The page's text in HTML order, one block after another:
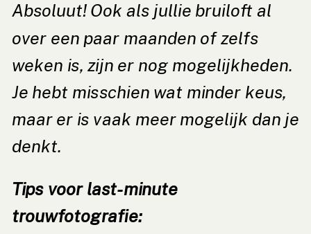
Absoluut! Ook als jullie bruiloft al
over een paar maanden of zelfs
weken is, zijn er nog mogelijkheden.
Je hebt misschien wat minder keus,
maar er is vaak meer mogelijk dan je
denkt.
Tips voor last-minute
trouwfotografie: